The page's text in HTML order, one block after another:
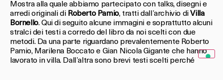
Mostra alla quale abbiamo partecipato con talks, disegni e
arredi originali di Roberto Pamio, tratti dall’archivio diVilla
Bornello. Qui di seguito alcune immagini e soprattutto alcuni
stralci dei testi a corredo del libro da noi scelti con due
metodi. Da una parte riguardano prevalentemente Roberto
Pamio, Marilena Boccato e Gian Nicola Gigante che hanno
lavorato in villa. Dall’altra sono brevi testi scelti perché